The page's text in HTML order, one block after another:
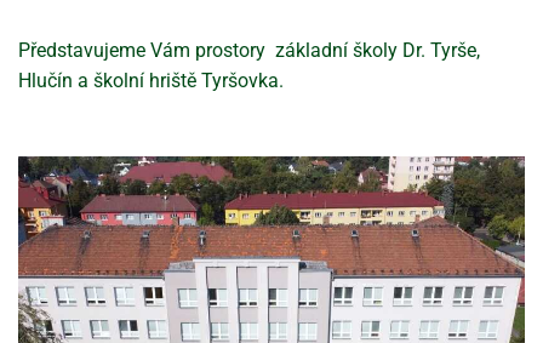
Představujeme Vám prostory základní školy Dr. Tyrše,
Hlučín a školní hriště Tyršovka.